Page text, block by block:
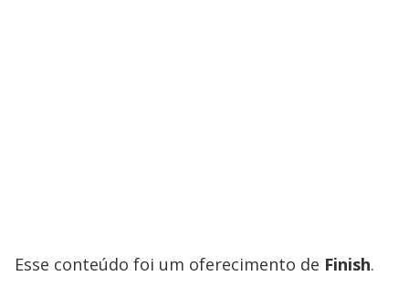
Esse conteúdo foi um oferecimento de Finish.